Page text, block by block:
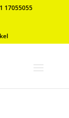
17055055